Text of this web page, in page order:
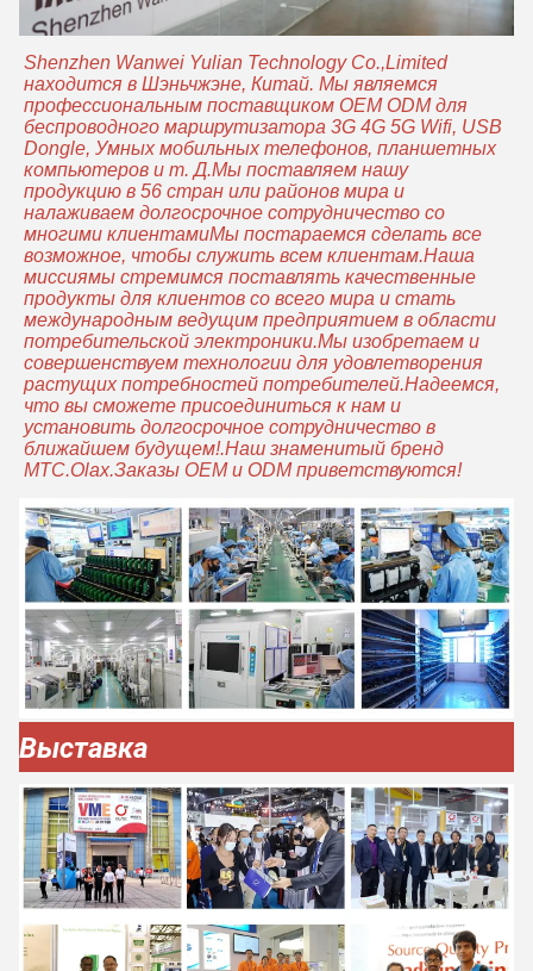
Shenzhen Wanwei Yulian Technology Co.,Limited
находится в Шэньчжэне, Китай. Мы являемся
профессиональным поставщиком OEM ODM для
беспроводного маршрутизатора 3G 4G 5G Wifi, USB
Dongle, Умных мобильных телефонов, планшетных
компьютеров и т. Д.Мы поставляем нашу
продукцию в 56 стран или районов мира и
налаживаем долгосрочное сотрудничество со
многими клиентамиМы постараемся сделать все
возможное, чтобы служить всем клиентам.Наша
миссиямы стремимся поставлять качественные
продукты для клиентов со всего мира и стать
международным ведущим предприятием в области
потребительской электроники.Мы изобретаем и
совершенствуем технологии для удовлетворения
растущих потребностей потребителей.Надеемся,
что вы сможете присоединиться к нам и
установить долгосрочное сотрудничество в
ближайшем будущем!.Наш знаменитый бренд
MTC.Olax.Заказы OEM и ODM приветствуются!
Выставка